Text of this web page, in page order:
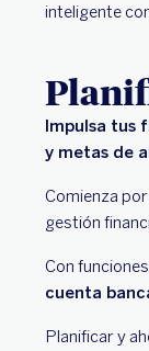
inteligente
Impulsa tus
y metas de
Comienza
gestión
Con
cuenta
Planificar y